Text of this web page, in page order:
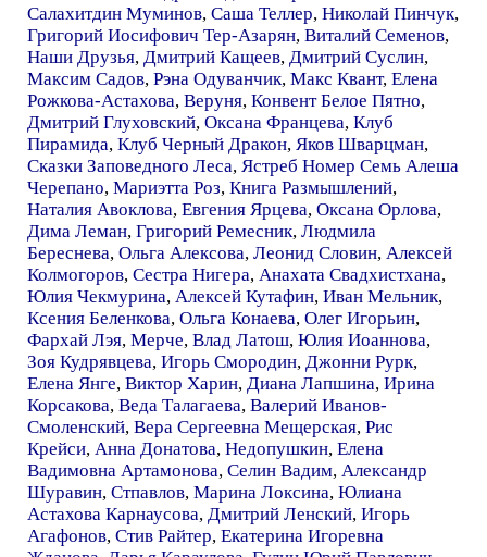
Салахитдин Муминов, Саша Теллер, Николай Пинчук,
Григорий Иосифович Тер-Азарян, Виталий Семенов,
Наши Друзья, Дмитрий Кащеев, Дмитрий Суслин,
Максим Садов, Рэна Одуванчик, Макс Квант, Елена
Рожкова-Астахова, Веруня, Конвент Белое Пятно,
Дмитрий Глуховский, Оксана Францева, Клуб
Пирамида, Клуб Черный Дракон, Яков Шварцман,
Сказки Заповедного Леса, Ястреб Номер Семь Алеша
Черепано, Мариэтта Роз, Книга Размышлений,
Наталия Авоклова, Евгения Ярцева, Оксана Орлова,
Дима Леман, Григорий Ремесник, Людмила
Береснева, Ольга Алексова, Леонид Словин, Алексей
Колмогоров, Сестра Нигера, Анахата Свадхистхана,
Юлия Чекмурина, Алексей Кутафин, Иван Мельник,
Ксения Беленкова, Ольга Конаева, Олег Игорьин,
Фархай Лэя, Мерче, Влад Латош, Юлия Иоаннова,
Зоя Кудрявцева, Игорь Смородин, Джонни Рурк,
Елена Янге, Виктор Харин, Диана Лапшина, Ирина
Корсакова, Веда Талагаева, Валерий Иванов-
Смоленский, Вера Сергеевна Мещерская, Рис
Крейси, Анна Донатова, Недопушкин, Елена
Вадимовна Артамонова, Селин Вадим, Александр
Шуравин, Стпавлов, Марина Локсина, Юлиана
Астахова Карнаусова, Дмитрий Ленский, Игорь
Агафонов, Стив Райтер, Екатерина Игоревна